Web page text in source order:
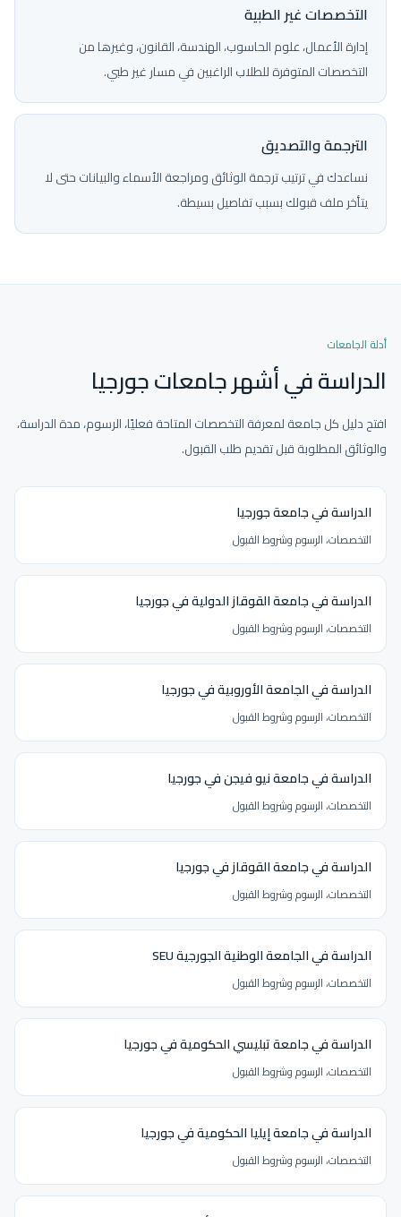
التخصصات غير الطبية
إدارة الأعمال، علوم الحاسوب، الهندسة، القانون، وغيرها من
التخصصات المتوفرة للطلاب الراغبين في مسار غير طبي.
الترجمة والتصديق
نساعدك في ترتيب ترجمة الوثائق ومراجعة الأسماء والبيانات حتى لا
يتأخر ملف قبولك بسبب تفاصيل بسيطة.
أدلة الجامعات
الدراسة في أشهر جامعات جورجيا
افتح دليل كل جامعة لمعرفة التخصصات المتاحة فعليًا، الرسوم، مدة الدراسة،
والوثائق المطلوبة قبل تقديم طلب القبول.
الدراسة في جامعة جورجيا
التخصصات، الرسوم وشروط القبول
الدراسة في جامعة القوقاز الدولية في جورجيا
التخصصات، الرسوم وشروط القبول
الدراسة في الجامعة الأوروبية في جورجيا
التخصصات، الرسوم وشروط القبول
الدراسة في جامعة نيو فيجن في جورجيا
التخصصات، الرسوم وشروط القبول
الدراسة في جامعة القوقاز في جورجيا
التخصصات، الرسوم وشروط القبول
الدراسة في الجامعة الوطنية الجورجية SEU
التخصصات، الرسوم وشروط القبول
الدراسة في جامعة تبليسي الحكومية في جورجيا
التخصصات، الرسوم وشروط القبول
الدراسة في جامعة إيليا الحكومية في جورجيا
التخصصات، الرسوم وشروط القبول